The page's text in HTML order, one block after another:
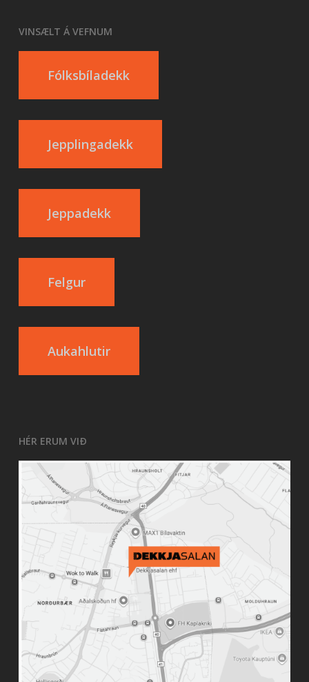
VINSÆLT Á VEFNUM
Fólksbíladekk
Jepplingadekk
Jeppadekk
Felgur
Aukahlutir
HÉR ERUM VIÐ